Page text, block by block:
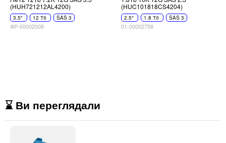
(HUH721212AL4200)
3.5" 12 Тб SAS 3
ФР-00002008
(HUC101818CS4204)
2.5" 1.8 Тб SAS 3
01-00002758
⌛ Ви переглядали